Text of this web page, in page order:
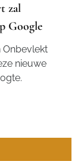
zal
Google
Onbevlekt
nieuwe